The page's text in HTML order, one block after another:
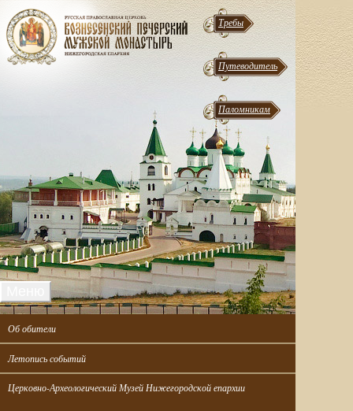
Требы
Путеводитель
Паломникам
Об обители
Летопись событий
Церковно-Археологический Музей Нижегородской епархии